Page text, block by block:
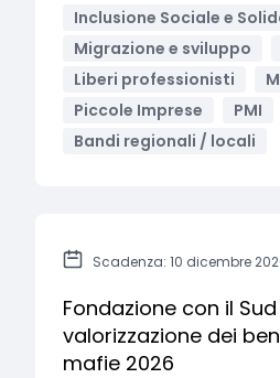
Inclusione Sociale e
Migrazione e sviluppo
Liberi professionisti
Piccole Imprese
PMI
Bandi regionali / locali
Scadenza: 10 dicembre
Fondazione con il
valorizzazione dei
mafie 2026